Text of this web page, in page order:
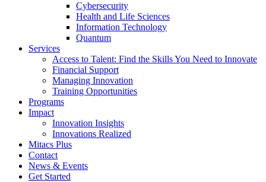
Cybersecurity
Health and Life Sciences
Information Technology
Quantum
Services
Access to Talent: Find the Skills You Need to Innovate
Financial Support
Managing Innovation
Training Opportunities
Programs
Impact
Innovation Insights
Innovations Realized
Mitacs Plus
Contact
News & Events
Get Started